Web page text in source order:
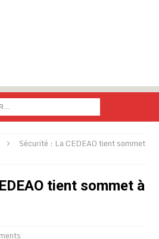
Sécurité : La CEDEAO tient sommet
tient sommet à